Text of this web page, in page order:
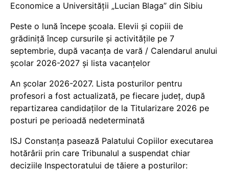
Economice a Universității „Lucian Blaga” din Sibiu
Peste o lună începe școala. Elevii și copiii de
grădiniță încep cursurile și activitățile pe 7
septembrie, după vacanța de vară / Calendarul anului
școlar 2026-2027 și lista vacanțelor
An școlar 2026-2027. Lista posturilor pentru
profesori a fost actualizată, pe fiecare județ, după
repartizarea candidaților de la Titularizare 2026 pe
posturi pe perioadă nedeterminată
ISJ Constanța pasează Palatului Copiilor executarea
hotărârii prin care Tribunalul a suspendat chiar
deciziile Inspectoratului de tăiere a posturilor: